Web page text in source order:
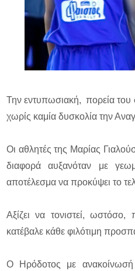
Την εντυπωσιακή, πορεία
χωρίς καμία δυσκολία την
Οι αθλητές της Μαρίας
διαφορά αυξανόταν με
αποτέλεσμα να προκύψει το
Αξίζει να τονιστεί,
κατέβαλε κάθε φιλότιμη
Ο Ηρόδοτος με ανακοίνωσή